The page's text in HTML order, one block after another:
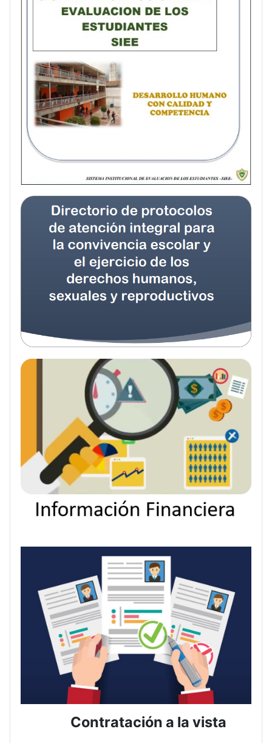
Contratación a la vista